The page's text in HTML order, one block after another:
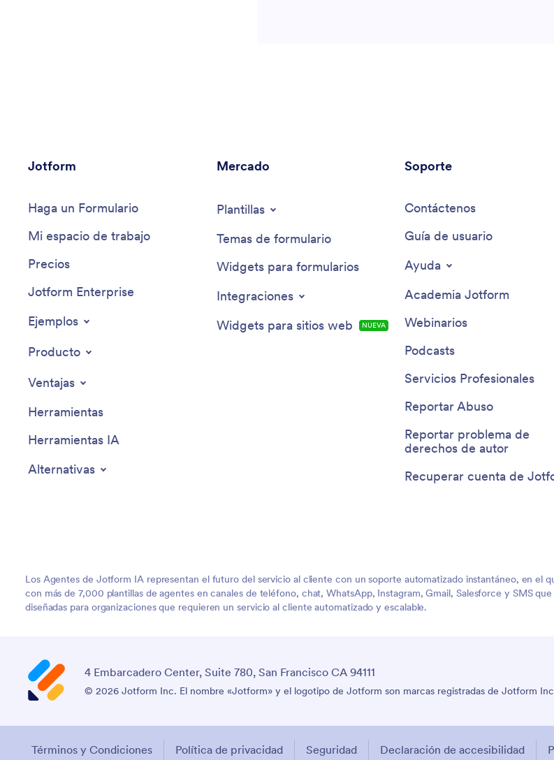
Jotform
Haga un Formulario
Mi espacio de trabajo
Precios
Jotform Enterprise
Ejemplos
Producto
Ventajas
Herramientas
Herramientas IA
Alternativas
Mercado
Plantillas
Temas de formulario
Widgets para formularios
Integraciones
Widgets para sitios web
NUEVA
Soporte
Contáctenos
Guía de usuario
Ayuda
Academia Jotform
Webinarios
Podcasts
Servicios Profesionales
Reportar Abuso
Reportar problema de
derechos de autor
Recuperar cuenta de
Los Agentes de Jotform IA representan el futuro del servicio al cliente con un soporte automatizado instantáneo, en el
con más de 7,000 plantillas de agentes en canales de teléfono, chat, WhatsApp, Instagram, Gmail, Salesforce y SMS
diseñadas para organizaciones que requieren un servicio al cliente automatizado y escalable.
4 Embarcadero Center, Suite 780, San Francisco CA 94111
© 2026 Jotform Inc. El nombre «Jotform» y el logotipo de Jotform son marcas registradas de Jotform
Términos y Condiciones Política de privacidad Seguridad Declaración de accesibilidad